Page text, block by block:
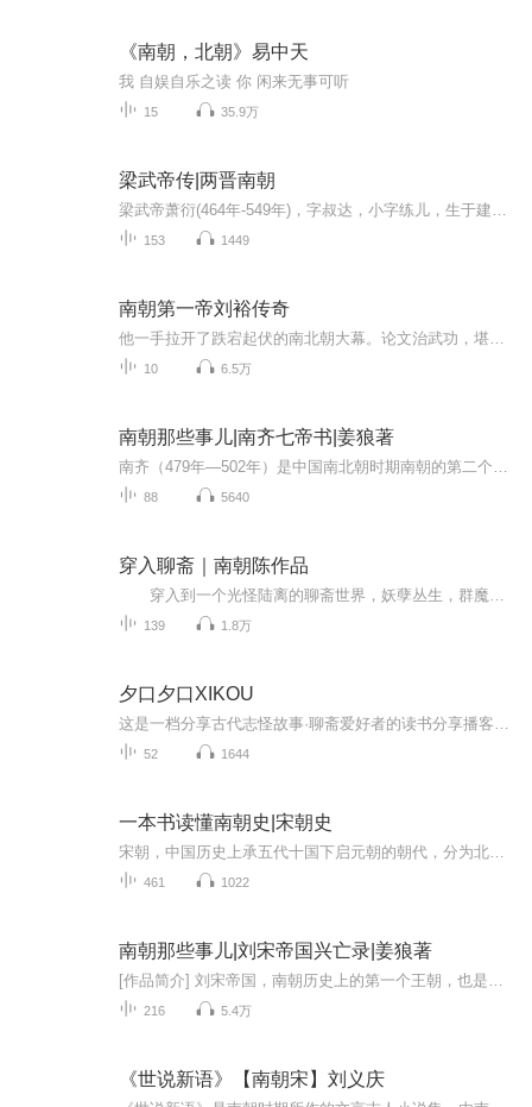
《南朝，北朝》易中天
我 自娱自乐之读 你 闲来无事可听
15 35.9万
梁武帝传|两晋南朝
153 1449
南朝第一帝刘裕传奇
10 6.5万
南朝那些事儿|南齐七帝书|姜狼著
88 5640
穿入聊斋｜南朝陈作品
139 1.8万
夕口夕口XIKOU
52 1644
一本书读懂南朝史|宋朝史
461 1022
南朝那些事儿|刘宋帝国兴亡录|姜狼著
216 5.4万
《世说新语》【南朝宋】刘义庆